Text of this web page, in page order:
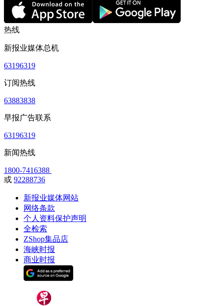
热线
新报业媒体总机
63196319
订阅热线
63883838
早报广告联系
63196319
新闻热线
1800-7416388
或 92288736
新报业媒体网站
网络条款
个人资料保护声明
全检索
ZShop集品店
海峡时报
商业时报